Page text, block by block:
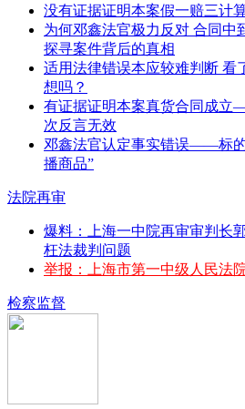
没有证据证明本案假一赔三计
为何邓鑫法官极力反对 合同
探寻案件背后的真相
适用法律错误本应较难判断 看
想吗？
有证据证明本案真货合同成
次反言无效
邓鑫法官认定事实错误——标
播商品”
法院再审
爆料：上海一中院再审审判长
枉法裁判问题
举报：上海市第一中级人民法
检察监督